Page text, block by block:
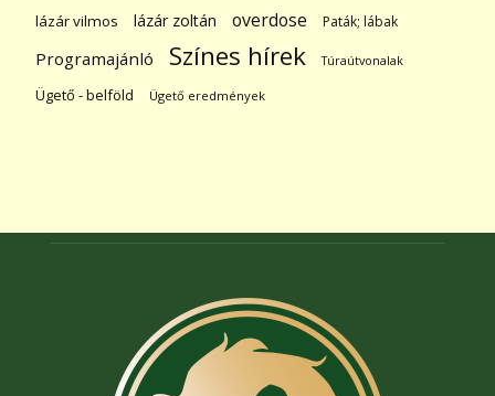
lázár vilmos lázár zoltán overdose Paták; lábak
Programajánló Színes hírek Túraútvonalak
Ügető - belföld Ügető eredmények